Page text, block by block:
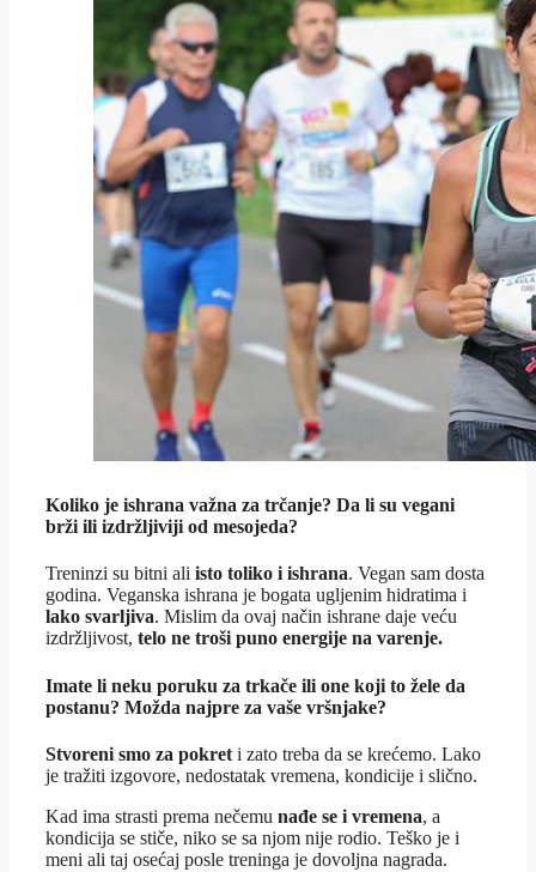
Koliko je ishrana važna za trčanje? Da li su vegani
brži ili izdržljiviji od mesojeda?
Treninzi su bitni ali isto toliko i ishrana. Vegan sam dosta
godina. Veganska ishrana je bogata ugljenim hidratima i
lako svarljiva. Mislim da ovaj način ishrane daje veću
izdržljivost, telo ne troši puno energije na varenje.
Imate li neku poruku za trkače ili one koji to žele da
postanu? Možda najpre za vaše vršnjake?
Stvoreni smo za pokret i zato treba da se krećemo. Lako
je tražiti izgovore, nedostatak vremena, kondicije i slično.
Kad ima strasti prema nečemu nađe se i vremena, a
kondicija se stiče, niko se sa njom nije rodio. Teško je i
meni ali taj osećaj posle treninga je dovoljna nagrada.